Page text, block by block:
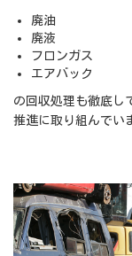
廃油
廃液
フロンガス
エアバック
の回収処理も徹底し
推進に取り組んでい